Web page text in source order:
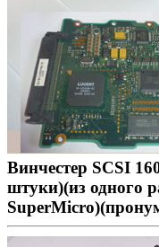
Винчестер SCSI
штуки)(из одного